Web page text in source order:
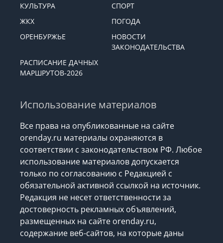
ЭКОНОМИКА
ОБЩЕСТВО
КУЛЬТУРА
СПОРТ
ЖКХ
ПОГОДА
Использование материалов
Все права на опубликованные на сайте
orenday.ru материалы охраняются в
соответствии с законодательством РФ. Любое
использование материалов допускается
только по согласованию с Редакцией с
обязательной активной ссылкой на источник.
Редакция не несет ответственности за
достоверность рекламных объявлений,